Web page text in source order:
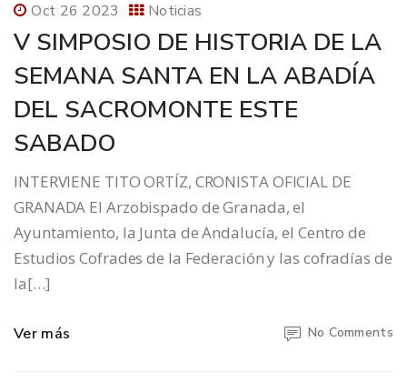
Oct 26 2023 Noticias
V SIMPOSIO DE HISTORIA DE LA
SEMANA SANTA EN LA ABADÍA
DEL SACROMONTE ESTE
SABADO
INTERVIENE TITO ORTÍZ, CRONISTA OFICIAL DE
GRANADA El Arzobispado de Granada, el
Ayuntamiento, la Junta de Andalucía, el Centro de
Estudios Cofrades de la Federación y las cofradías de
la[…]
Ver más No Comments